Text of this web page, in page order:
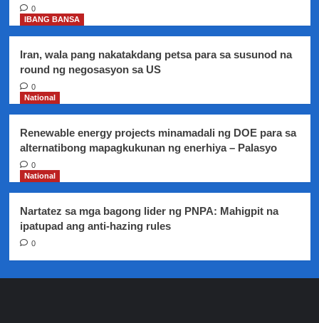
0
IBANG BANSA
Iran, wala pang nakatakdang petsa para sa susunod na
round ng negosasyon sa US
0
National
Renewable energy projects minamadali ng DOE para sa
alternatibong mapagkukunan ng enerhiya – Palasyo
0
National
Nartatez sa mga bagong lider ng PNPA: Mahigpit na
ipatupad ang anti-hazing rules
0